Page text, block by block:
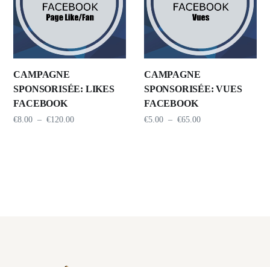
CAMPAGNE
SPONSORISÉE: LIKES
FACEBOOK
€8.00 – €120.00
CAMPAGNE
SPONSORISÉE: VUES
FACEBOOK
€5.00 – €65.00